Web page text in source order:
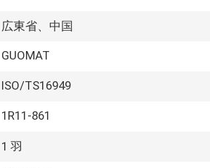
広東省、中国
GUOMAT
ISO/TS16949
1R11-861
1 羽